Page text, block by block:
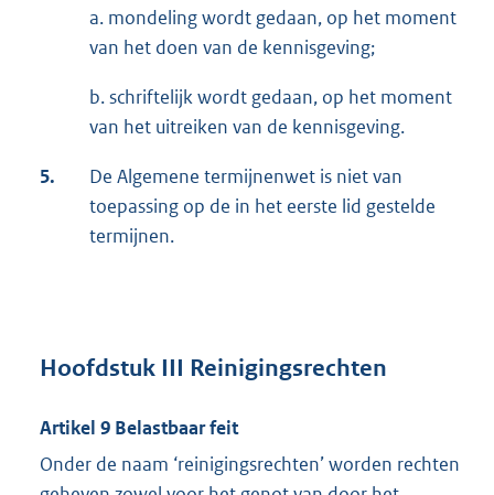
a. mondeling wordt gedaan, op het moment
van het doen van de kennisgeving;
b. schriftelijk wordt gedaan, op het moment
van het uitreiken van de kennisgeving.
5.
De Algemene termijnenwet is niet van
toepassing op de in het eerste lid gestelde
termijnen.
Hoofdstuk III Reinigingsrechten
Artikel 9 Belastbaar feit
Onder de naam ‘reinigingsrechten’ worden rechten